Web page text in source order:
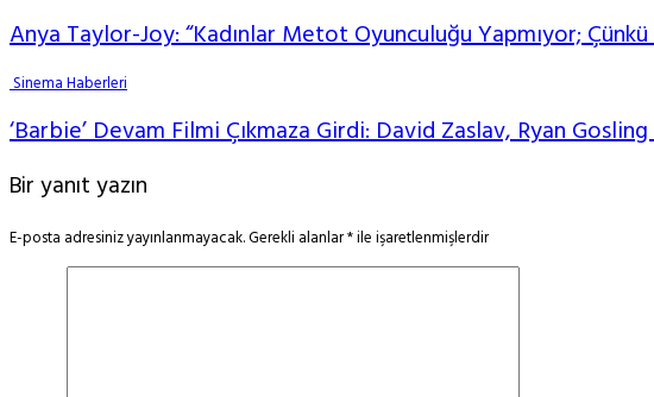
Anya Taylor-Joy: “Kadınlar Metot Oyunculuğu Yapmıyor;
Sinema Haberleri
‘Barbie’ Devam Filmi Çıkmaza Girdi: David Zaslav, Ryan
Bir yanıt yazın
E-posta adresiniz yayınlanmayacak.Gerekli alanlar*ile işaretlenmişlerdir